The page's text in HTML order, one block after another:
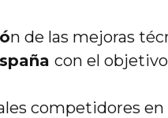
n de las mejoras
con el
competidores en